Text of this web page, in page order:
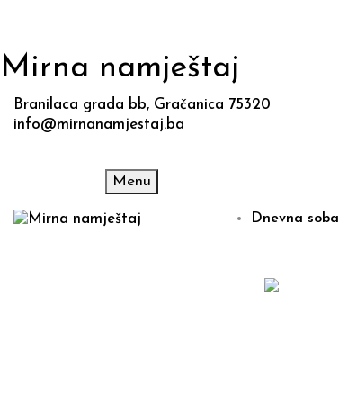
Mirna namještaj
Branilaca grada bb, Gračanica 75320
info@mirnanamjestaj.ba
Menu
Dnevna soba